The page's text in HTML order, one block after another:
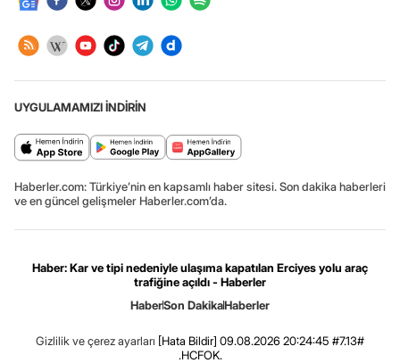
UYGULAMAMIZI İNDİRİN
Haberler.com: Türkiye’nin en kapsamlı haber sitesi. Son dakika haberleri
ve en güncel gelişmeler Haberler.com’da.
Haber: Kar ve tipi nedeniyle ulaşıma kapatılan Erciyes yolu araç
trafiğine açıldı - Haberler
HaberSon DakikaHaberler
Gizlilik ve çerez ayarları [Hata Bildir] 09.08.2026 20:24:45 #7.13#
.HCFOK.